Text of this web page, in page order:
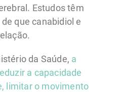
Estudos têm
que canabidiol e
da Saúde, a
a capacidade
limitar o movimento